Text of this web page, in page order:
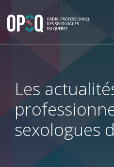
Les
sexologues